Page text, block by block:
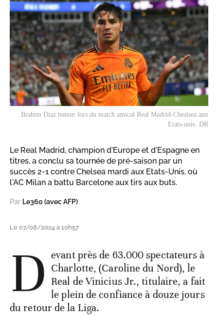
Brahim Diaz buteur lors du match amical Real Madrid-Cheslsea aux
Etats-unis. DR
Le Real Madrid, champion d'Europe et d'Espagne en
titres, a conclu sa tournée de pré-saison par un
succès 2-1 contre Chelsea mardi aux Etats-Unis, où
l'AC Milan a battu Barcelone aux tirs aux buts.
Par Le360 (avec AFP)
Le 07/08/2024 à 10h57
D evant près de 63.000 spectateurs à
Charlotte, (Caroline du Nord), le
Real de Vinicius Jr., titulaire, a fait
le plein de confiance à douze jours
du retour de la Liga.